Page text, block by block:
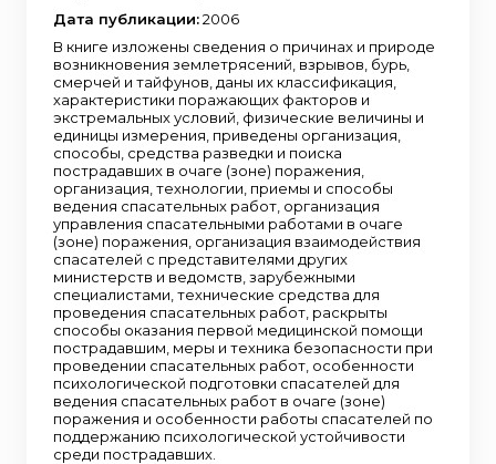
Дата публикации:2006
В книге изложены сведения о причинах и природе
возникновения землетрясений, взрывов, бурь,
смерчей и тайфунов, даны их классификация,
характеристики поражающих факторов и
экстремальных условий, физические величины и
единицы измерения, приведены организация,
способы, средства разведки и поиска
пострадавших в очаге (зоне) поражения,
организация, технологии, приемы и способы
ведения спасательных работ, организация
управления спасательными работами в очаге
(зоне) поражения, организация взаимодействия
спасателей с представителями других
министерств и ведомств, зарубежными
специалистами, технические средства для
проведения спасательных работ, раскрыты
способы оказания первой медицинской помощи
пострадавшим, меры и техника безопасности при
проведении спасательных работ, особенности
психологической подготовки спасателей для
ведения спасательных работ в очаге (зоне)
поражения и особенности работы спасателей по
поддержанию психологической устойчивости
среди пострадавших.